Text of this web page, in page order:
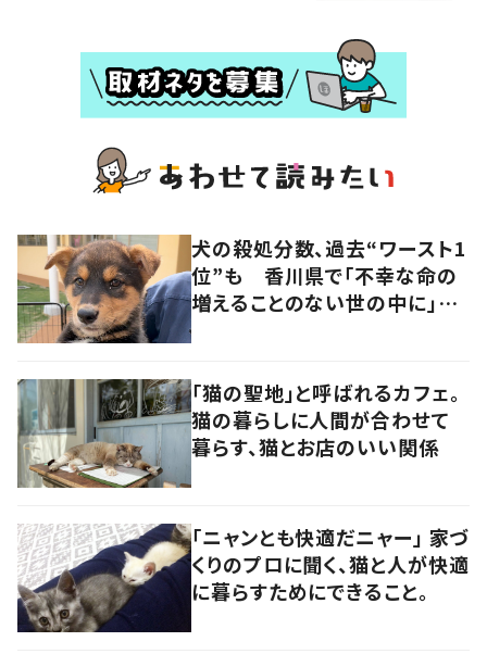
犬の殺処分数、過去“ワースト1
位”も 香川県で「不幸な命の
増えることのない世の中に」と
「猫の聖地」と呼ばれるカフェ。
猫の暮らしに人間が合わせて
暮らす、猫とお店のいい関係
「ニャンとも快適だニャー」 家づ
くりのプロに聞く、猫と人が快適
に暮らすためにできること。